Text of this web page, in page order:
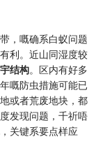
，嘅确系白蚁问题
利。近山同湿度较
结构。区内有好多
嘅防虫措施可能已
或者荒废地块，都
发现问题，千祈唔
关键系要点样应